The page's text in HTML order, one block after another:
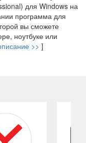
для Windows на
программа для
вы сможете
ноутбуке или
>> ]